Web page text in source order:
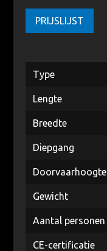
PRIJSLIJST
Type
Lengte
Breedte
Diepgang
Doorvaarhoogte
Gewicht
Aantal personen
CE-certificatie